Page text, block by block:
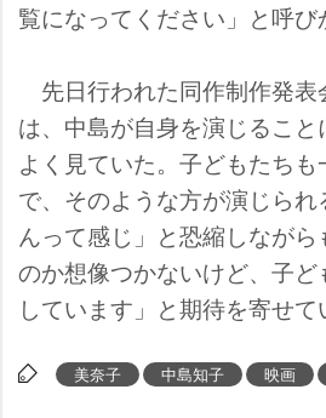
覧になってください」と呼び
先日行われた同作制作発表
は、中島が自身を演じるこ
よく見ていた。子どもたち
で、そのような方が演じら
んって感じ」と恐縮しなが
のか想像つかないけど、子
しています」と期待を寄せて
美奈子 中島知子 映画